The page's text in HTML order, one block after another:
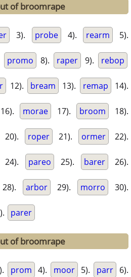
of broomrape
3). probe 4). rearm 5).
promo 8). raper 9). rebop
12). bream 13). remap 14).
16). morae 17). broom 18).
20). roper 21). ormer 22).
24). pareo 25). barer 26).
28). arbor 29). morro 30).
parer
of broomrape
prom 4). moor 5). parr 6).